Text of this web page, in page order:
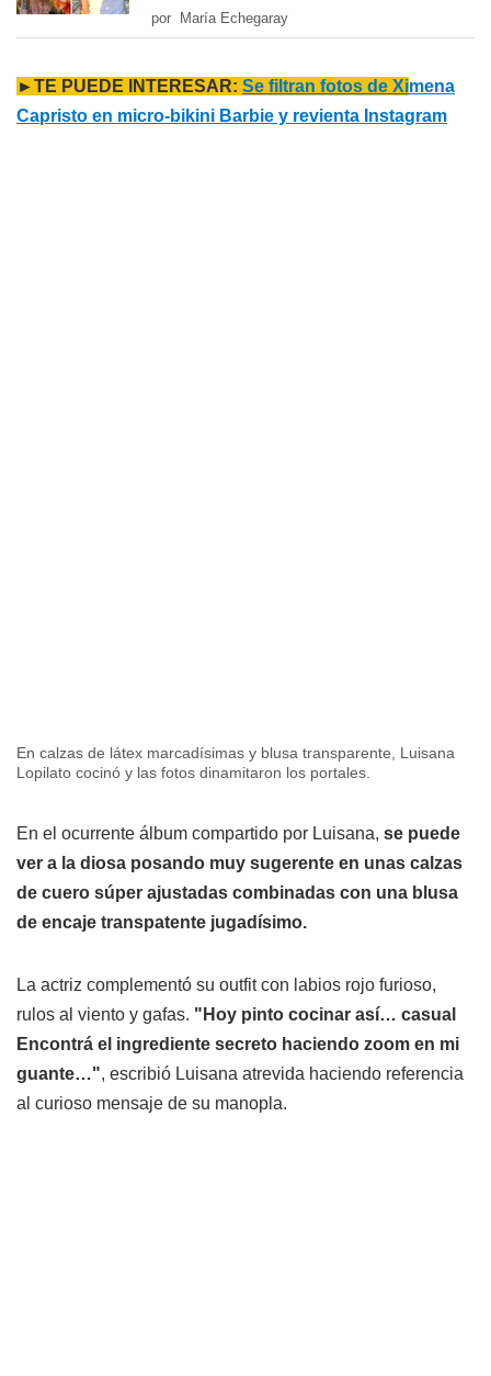
por María Echegaray
►TE PUEDE INTERESAR: Se filtran fotos de Ximena
Capristo en micro-bikini Barbie y revienta Instagram
En calzas de látex marcadísimas y blusa transparente, Luisana
Lopilato cocinó y las fotos dinamitaron los portales.
En el ocurrente álbum compartido por Luisana, se puede
ver a la diosa posando muy sugerente en unas calzas
de cuero súper ajustadas combinadas con una blusa
de encaje transpatente jugadísimo.
La actriz complementó su outfit con labios rojo furioso,
rulos al viento y gafas. "Hoy pinto cocinar así… casual
Encontrá el ingrediente secreto haciendo zoom en mi
guante…", escribió Luisana atrevida haciendo referencia
al curioso mensaje de su manopla.